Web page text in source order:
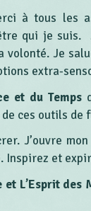
à tous les
qui je suis.
Je
extra-
et du Temps
ces outils de
J’ouvre
et
et L’Esprit